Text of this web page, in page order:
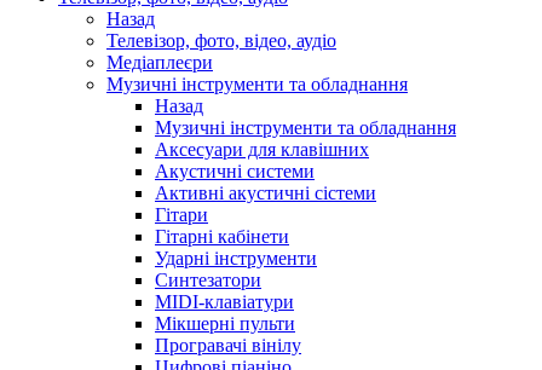
Назад
Телевізор, фото, відео, аудіо
Медіаплеєри
Музичні інструменти та обладнання
Назад
Музичні інструменти та обладнання
Аксесуари для клавішних
Акустичні системи
Активні акустичні сістеми
Гітари
Гітарні кабінети
Ударні інструменти
Синтезатори
MIDI-клавіатури
Мікшерні пульти
Програвачі вінілу